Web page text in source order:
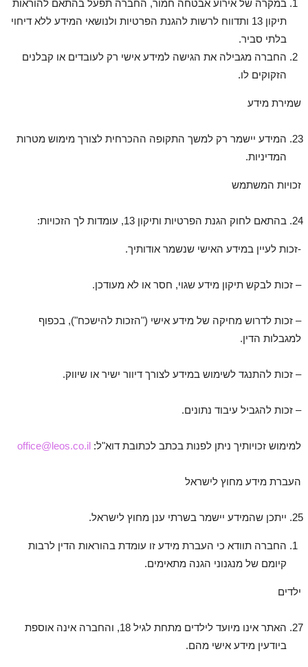
במקרה של אירוע אבטחה חמור, החברה תפעל בהתאם להוראות
תיקון 13 ותדווח לרשות להגנת הפרטיות ולנושאי המידע ללא דיחוי
בלתי סביר.
החברה מגבילה את הגישה למידע אישי רק לעובדים או קבלנים
הזקוקים לו.
שמירת מידע
המידע יישמר רק למשך התקופה ההכרחית לצורך מימוש מטרות
המדיניות.
זכויות המשתמש
בהתאם לחוק הגנת הפרטיות ותיקון 13, עומדות לך הזכויות:
-זכות לעיין במידע האישי שנשמר אודותיך.
– זכות לבקש תיקון מידע שגוי, חסר או לא מעודכן.
– זכות לדרוש מחיקה של מידע אישי ("הזכות להישכח"), בכפוף
למגבלות הדין.
– זכות להתנגד לשימוש במידע לצורך דיוור ישיר או שיווק.
– זכות להגביל עיבוד נתונים.
למימוש זכויותיך ניתן לפנות בכתב לכתובת דוא"ל: office@leos.co.il
העברת מידע מחוץ לישראל
ייתכן שהמידע יישמר בשרתי ענן מחוץ לישראל.
החברה תוודא כי העברת מידע זו עומדת בהוראות הדין לרבות
קיומם של מנגנוני הגנה מתאימים.
ילדים
האתר אינו מיועד לילדים מתחת לגיל 18, והחברה אינה אוספת
ביודעין מידע אישי מהם.